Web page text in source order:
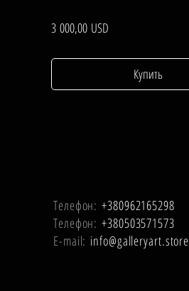
3 000,00 USDЦена
Купить
Телефон: +380962165298
Телефон: +380503571573
E-mail: info@galleryart.store